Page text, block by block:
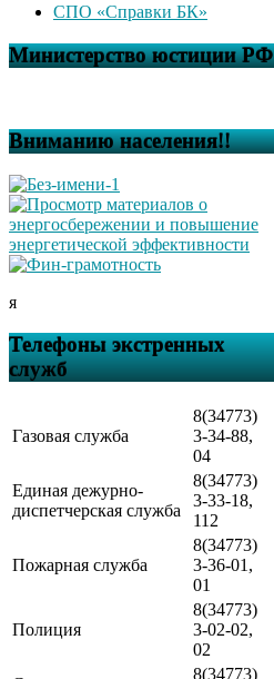
СПО «Справки БК»
Министерство юстиции РФ
Вниманию населения!!
я
Телефоны экстренных
служб
Газовая служба
8(34773)
3-34-88,
04
Единая дежурно-
диспетчерская служба
8(34773)
3-33-18,
112
Пожарная служба
8(34773)
3-36-01,
01
Полиция
8(34773)
3-02-02,
02
8(34773)